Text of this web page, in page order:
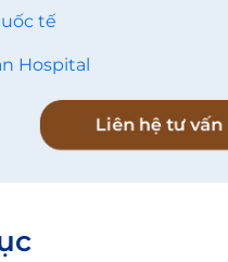
tế
Hospital
Liên hệ tư vấn